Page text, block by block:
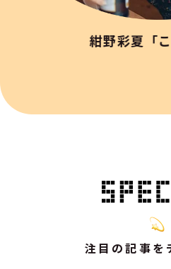
紺野彩夏「
注目の記事を